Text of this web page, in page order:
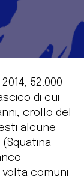
52.000
di cui
crollo del
alcune
comuni